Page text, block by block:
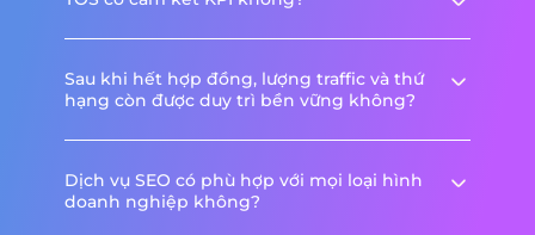
Sau khi hết hợp đồng, lượng traffic và thứ
hạng còn được duy trì bền vững không?
Dịch vụ SEO có phù hợp với mọi loại hình
doanh nghiệp không?